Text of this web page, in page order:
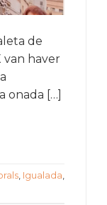
de
van haver
onada […]
Igualada